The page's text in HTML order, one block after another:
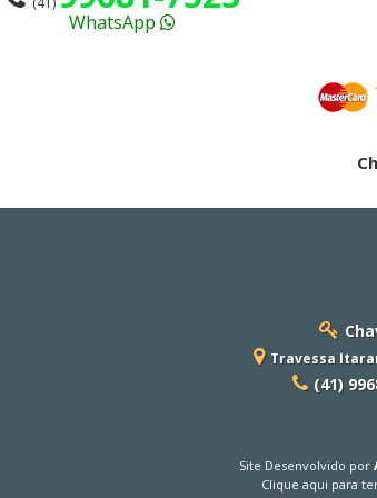
WhatsApp
Travessa
(41)
Site Desenvolvido por
Clique aqui para